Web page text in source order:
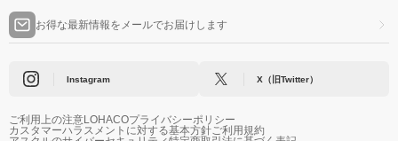
お得な最新情報をメールでお届けします
Instagram X（旧Twitter）
ご利用上の注意LOHACOプライバシーポリシー
カスタマーハラスメントに対する基本方針ご利用規約